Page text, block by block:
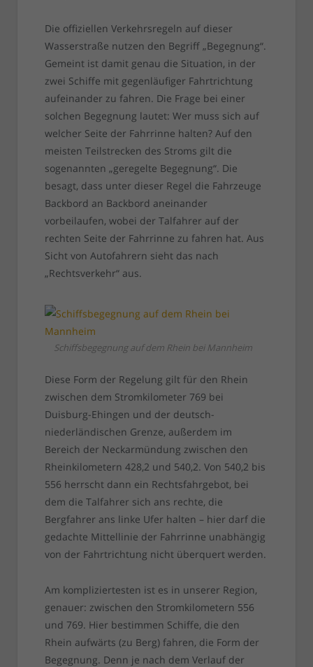
Die offiziellen Verkehrsregeln auf dieser
Wasserstraße nutzen den Begriff „Begegnung“.
Gemeint ist damit genau die Situation, in der
zwei Schiffe mit gegenläufiger Fahrtrichtung
aufeinander zu fahren. Die Frage bei einer
solchen Begegnung lautet: Wer muss sich auf
welcher Seite der Fahrrinne halten? Auf den
meisten Teilstrecken des Stroms gilt die
sogenannten „geregelte Begegnung“. Die
besagt, dass unter dieser Regel die Fahrzeuge
Backbord an Backbord aneinander
vorbeilaufen, wobei der Talfahrer auf der
rechten Seite der Fahrrinne zu fahren hat. Aus
Sicht von Autofahrern sieht das nach
„Rechtsverkehr“ aus.
Schiffsbegegnung auf dem Rhein bei Mannheim
Diese Form der Regelung gilt für den Rhein
zwischen dem Stromkilometer 769 bei
Duisburg-Ehingen und der deutsch-
niederländischen Grenze, außerdem im
Bereich der Neckarmündung zwischen den
Rheinkilometern 428,2 und 540,2. Von 540,2 bis
556 herrscht dann ein Rechtsfahrgebot, bei
dem die Talfahrer sich ans rechte, die
Bergfahrer ans linke Ufer halten – hier darf die
gedachte Mittellinie der Fahrrinne unabhängig
von der Fahrtrichtung nicht überquert werden.
Am kompliziertesten ist es in unserer Region,
genauer: zwischen den Stromkilometern 556
und 769. Hier bestimmen Schiffe, die den
Rhein aufwärts (zu Berg) fahren, die Form der
Begegnung. Denn je nach dem Verlauf der